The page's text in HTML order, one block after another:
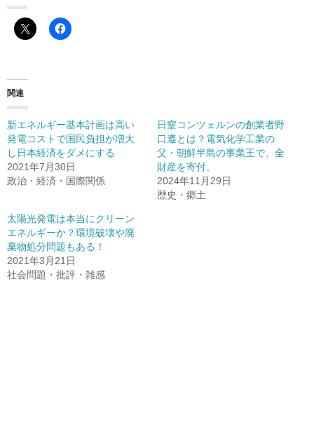
関連
新エネルギー基本計画は高い
発電コストで国民負担が増大
し日本経済をダメにする
2021年7月30日
政治・経済・国際関係
日窒コンツェルンの創業者野
口遵とは？電気化学工業の
父・朝鮮半島の事業王で、全
財産を寄付。
2024年11月29日
歴史・郷土
太陽光発電は本当にクリーン
エネルギーか？環境破壊や廃
棄物処分問題もある！
2021年3月21日
社会問題・批評・雑感